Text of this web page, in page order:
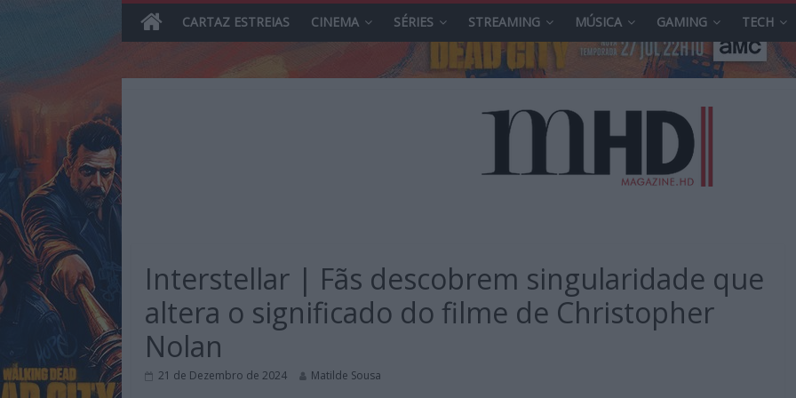
to
content
Reviews
Previews
sobre
CARTAZ ESTREIAS CINEMA SÉRIES STREAMING MÚSICA GAMING TECH
Interstellar | Fãs descobrem singularidade que
altera o significado do filme de Christopher
Nolan
21 de Dezembro de 2024 Matilde Sousa